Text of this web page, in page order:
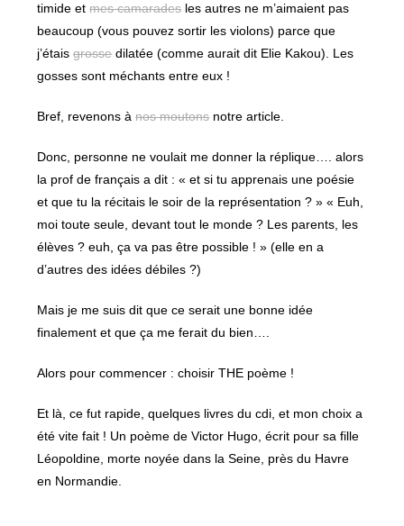
timide etmes camarades les autres ne m’aimaient pas
beaucoup (vous pouvez sortir les violons) parce que
j’étaisgrosse dilatée (comme aurait dit Elie Kakou). Les
gosses sont méchants entre eux !
Bref, revenons ànos moutons notre article.
Donc, personne ne voulait me donner la réplique…. alors
la prof de français a dit : « et si tu apprenais une poésie
et que tu la récitais le soir de la représentation ? » « Euh,
moi toute seule, devant tout le monde ? Les parents, les
élèves ? euh, ça va pas être possible ! » (elle en a
d’autres des idées débiles ?)
Mais je me suis dit que ce serait une bonne idée
finalement et que ça me ferait du bien….
Alors pour commencer : choisir THE poème !
Et là, ce fut rapide, quelques livres du cdi, et mon choix a
été vite fait ! Un poème de Victor Hugo, écrit pour sa fille
Léopoldine, morte noyée dans la Seine, près du Havre
en Normandie.